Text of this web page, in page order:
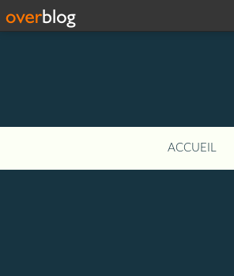
ACCUEIL